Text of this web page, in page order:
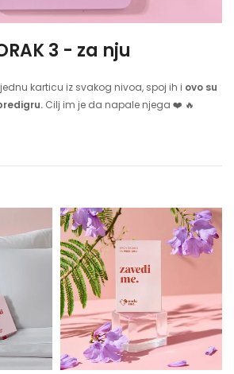
3 - za nju
karticu iz svakog nivoa, spoj ih i ovo su
Cilj im je da napale njega ❤️ 🔥